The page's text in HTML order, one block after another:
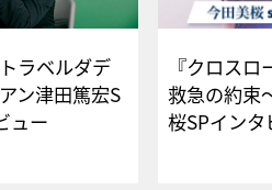
ラベルダデ
ン津田篤宏S
ビュー
『クロス
救急の約束
桜SPイ